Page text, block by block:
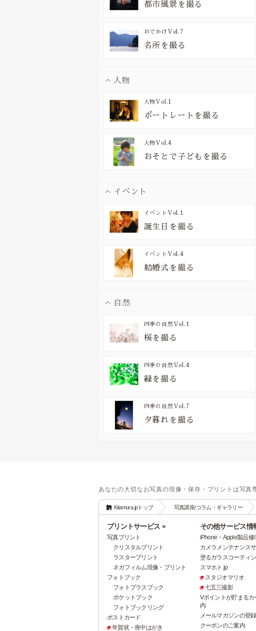
都市風景を撮る
おでかけ Vol.7
名所を撮る
人物
人物 Vol.1
ポートレートを撮る
人物 Vol.4
おそとで子どもを撮る
イベント
イベント Vol.1
誕生日を撮る
イベント Vol.4
結婚式を撮る
自然
四季の自然 Vol.1
桜を撮る
四季の自然 Vol.4
緑を撮る
四季の自然 Vol.7
夕暮れを撮る
あなたの大切なお写真の現像・保存・プリントは写真
Kitamura.jpトップ 写真講座/コラム・ギャラリー
プリントサービス »
写真プリント
クリスタルプリント
ラスタープリント
ネガフィルム現像・プリント
フォトブック
フォトプラスブック
ポケットブック
フォトブックリング
ポストカード
年賀状・喪中はがき
その他サービス情
iPhone・Apple製品修
カメラメンテナンス
塗るガラスコーティ
スマホト.jp
スタジオマリオ
七五三撮影
Vポイントが貯まるカ
内
メールマガジンの登
クーポンのご案内